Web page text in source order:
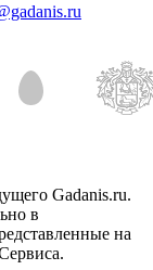
Gadanis.ru.
в
на